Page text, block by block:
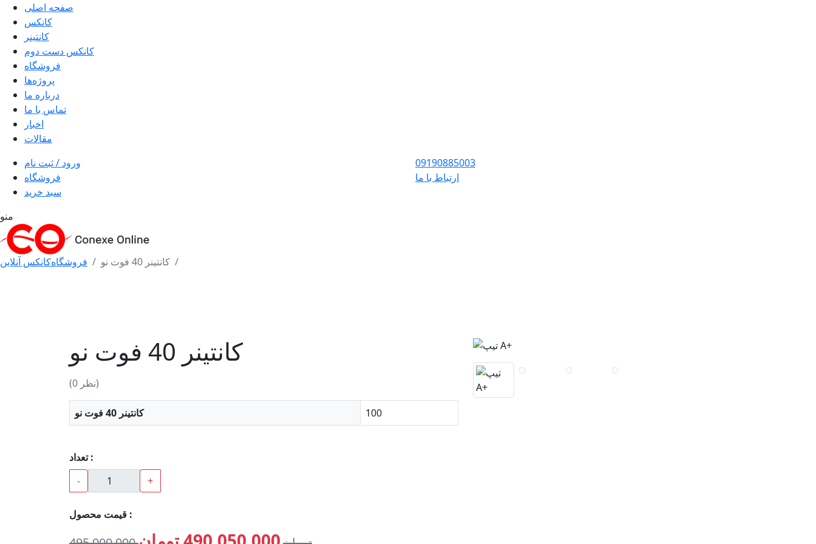
صفحه اصلی
کانکس
کانتینر
کانکس دست دوم
فروشگاه
پروژه‌ها
درباره ما
تماس با ما
اخبار
مقالات
ورود / ثبت نام
فروشگاه
سبد خرید
09190885003
ارتباط با ما
منو
کانکس آنلاینفروشگاه کانتینر 40 فوت نو
کانتینر 40 فوت نو
(0 نظر)
کانتینر 40 فوت نو 100
تعداد :
-
+
قیمت محصول :